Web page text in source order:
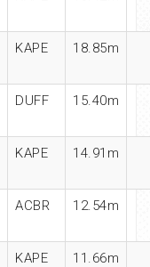
KAPE 18.85m
DUFF 15.40m
KAPE 14.91m
ACBR 12.54m
KAPE 11.66m